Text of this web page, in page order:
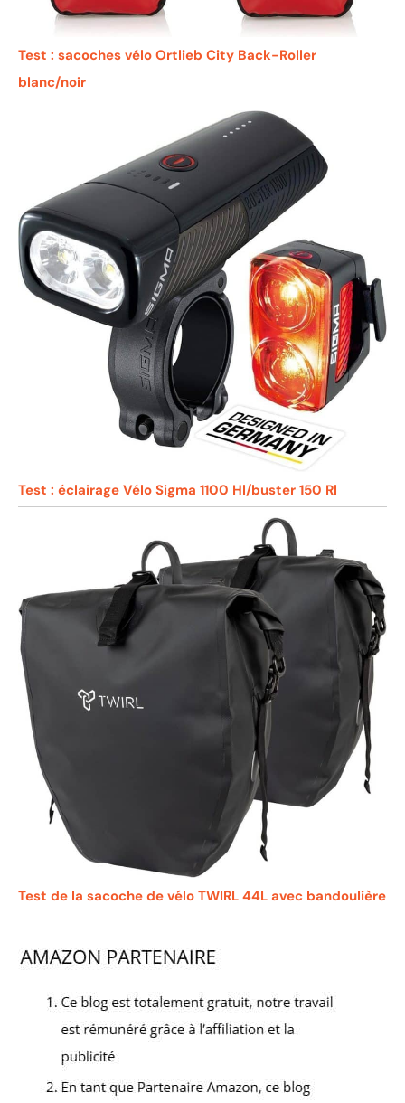
Test : sacoches vélo Ortlieb City Back-Roller
blanc/noir
Test : éclairage Vélo Sigma 1100 Hl/buster 150 Rl
Test de la sacoche de vélo TWIRL 44L avec bandoulière